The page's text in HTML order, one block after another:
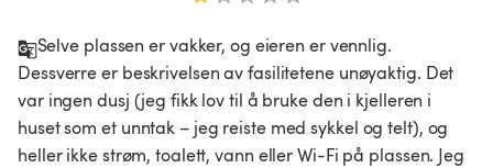
Selve plassen er vakker, og eieren er vennlig.
Dessverre er beskrivelsen av fasilitetene unøyaktig. Det
var ingen dusj (jeg fikk lov til å bruke den i kjelleren i
huset som et unntak – jeg reiste med sykkel og telt), og
heller ikke strøm, toalett, vann eller Wi-Fi på plassen. Jeg